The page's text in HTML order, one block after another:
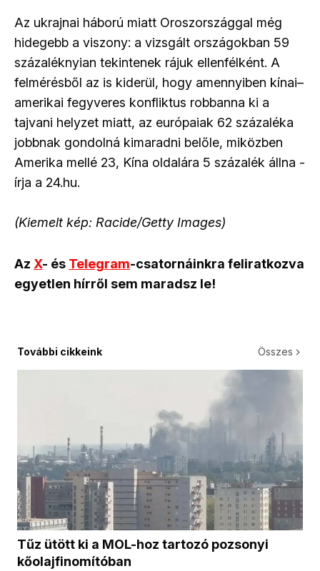
Az ukrajnai háború miatt Oroszországgal még
hidegebb a viszony: a vizsgált országokban 59
százaléknyian tekintenek rájuk ellenfélként. A
felmérésből az is kiderül, hogy amennyiben kínai–
amerikai fegyveres konfliktus robbanna ki a
tajvani helyzet miatt, az európaiak 62 százaléka
jobbnak gondolná kimaradni belőle, miközben
Amerika mellé 23, Kína oldalára 5 százalék állna -
írja a 24.hu.
(Kiemelt kép: Racide/Getty Images)
Az X- és Telegram-csatornáinkra feliratkozva
egyetlen hírről sem maradsz le!
További cikkeink Összes
Tűz ütött ki a MOL-hoz tartozó pozsonyi
kőolajfinomítóban